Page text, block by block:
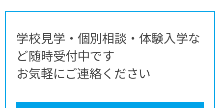
学校見学・個別相談・体験入学な
ど随時受付中です
お気軽にご連絡ください